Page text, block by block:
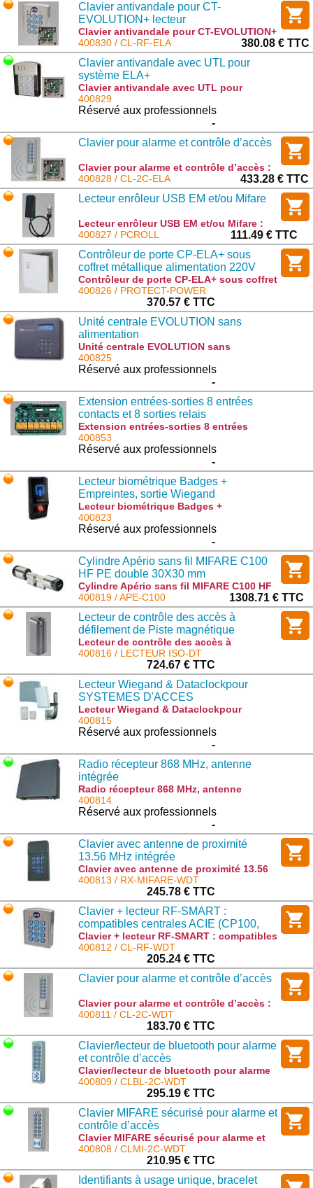
Clavier antivandale pour CT-
EVOLUTION+ lecteur
Clavier antivandale pour CT-EVOLUTION+
lecteur : CL-RF-ELA
400830 / CL-RF-ELA
380.08 € TTC
Clavier antivandale avec UTL pour
système ELA+
Clavier antivandale avec UTL pour
système ELA+ : SUN-S-ELA+
400829
Réservé aux professionnels
-
Clavier pour alarme et contrôle d’accès
Clavier pour alarme et contrôle d’accès :
CL-2C-ELA
400828 / CL-2C-ELA
433.28 € TTC
Lecteur enrôleur USB EM et/ou Mifare
Lecteur enrôleur USB EM et/ou Mifare :
PCROLL
400827 / PCROLL
111.49 € TTC
Contrôleur de porte CP-ELA+ sous
coffret métallique alimentation 220V
12V 1A
Contrôleur de porte CP-ELA+ sous coffret
métallique alimentation 220V 12V 1A :
PROTECT-POWER
400826 / PROTECT-POWER
370.57 € TTC
Unité centrale EVOLUTION sans
alimentation
Unité centrale EVOLUTION sans
alimentation : CT-EVOLUTION-V2
400825
Réservé aux professionnels
-
Extension entrées-sorties 8 entrées
contacts et 8 sorties relais
programmables.
Extension entrées-sorties 8 entrées
contacts et 8 sorties relais
programmables. : IO8-ELA+
400853
Réservé aux professionnels
-
Lecteur biométrique Badges +
Empreintes, sortie Wiegand
Lecteur biométrique Badges +
Empreintes, sortie Wiegand : SIGMALITE
400823
Réservé aux professionnels
-
Cylindre Apério sans fil MIFARE C100
HF PE double 30X30 mm
Cylindre Apério sans fil MIFARE C100 HF
PE double 30X30 mm : APE-C100
400819 / APE-C100
1308.71 € TTC
Lecteur de contrôle des accès à
défilement de Piste magnétique
Lecteur de contrôle des accès à
défilement de Piste magnétique :
LECTEUR ISO-DT
400816 / LECTEUR ISO-DT
724.67 € TTC
Lecteur Wiegand & Dataclockpour
SYSTEMES D'ACCES
Lecteur Wiegand & Dataclockpour
SYSTEMES D'ACCES : LP868-WDT-AT
400815
Réservé aux professionnels
-
Radio récepteur 868 MHz, antenne
intégrée
Radio récepteur 868 MHz, antenne
intégrée : RT868-WDT
400814
Réservé aux professionnels
-
Clavier avec antenne de proximité
13.56 MHz intégrée
Clavier avec antenne de proximité 13.56
MHz intégrée : RX-MIFARE-WDT
400813 / RX-MIFARE-WDT
245.78 € TTC
Clavier + lecteur RF-SMART :
compatibles centrales ACIE (CP100,
CPA etc..)
Clavier + lecteur RF-SMART : compatibles
centrales ACIE (CP100, CPA etc..) : CL-RF-
400812 / CL-RF-WDT
205.24 € TTC
Clavier pour alarme et contrôle d’accès
Clavier pour alarme et contrôle d’accès :
CL-2C-WDT
400811 / CL-2C-WDT
183.70 € TTC
Clavier/lecteur de bluetooth pour alarme
et contrôle d’accès
Clavier/lecteur de bluetooth pour alarme
et contrôle d’accès : CLBL-2C-WDT
400809 / CLBL-2C-WDT
295.19 € TTC
Clavier MIFARE sécurisé pour alarme et
contrôle d’accès
Clavier MIFARE sécurisé pour alarme et
contrôle d’accès : CLMI-2C-WDT
400808 / CLMI-2C-WDT
210.95 € TTC
Identifiants à usage unique, bracelet